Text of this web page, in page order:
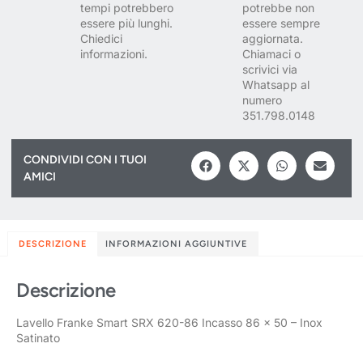
tempi potrebbero
essere più lunghi.
Chiedici
informazioni.
potrebbe non
essere sempre
aggiornata.
Chiamaci o
scrivici via
Whatsapp al
numero
351.798.0148
CONDIVIDI CON I TUOI
AMICI
DESCRIZIONE INFORMAZIONI AGGIUNTIVE
Descrizione
Lavello Franke Smart SRX 620-86 Incasso 86 x 50 – Inox
Satinato